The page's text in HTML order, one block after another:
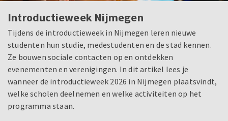
Introductieweek Nijmegen
Tijdens de introductieweek in Nijmegen leren nieuwe
studenten hun studie, medestudenten en de stad kennen.
Ze bouwen sociale contacten op en ontdekken
evenementen en verenigingen. In dit artikel lees je
wanneer de introductieweek 2026 in Nijmegen plaatsvindt,
welke scholen deelnemen en welke activiteiten op het
programma staan.